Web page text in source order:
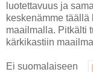
luotettavuus ja
keskenämme
maailmalla. Pitkälti
kärkikastiin
Ei suomalaiseen